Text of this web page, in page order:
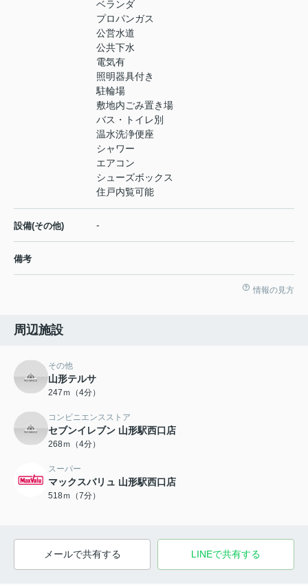
ベランダ
プロパンガス
公営水道
公共下水
電気有
照明器具付き
駐輪場
敷地内ごみ置き場
バス・トイレ別
温水洗浄便座
シャワー
エアコン
シューズボックス
住戸内覧可能
設備(その他) -
備考
情報の見方
周辺施設
その他
山形テルサ
247ｍ（4分）
コンビニエンスストア
セブンイレブン 山形駅西口店
268ｍ（4分）
スーパー
マックスバリュ 山形駅西口店
518ｍ（7分）
メールで共有する LINEで共有する